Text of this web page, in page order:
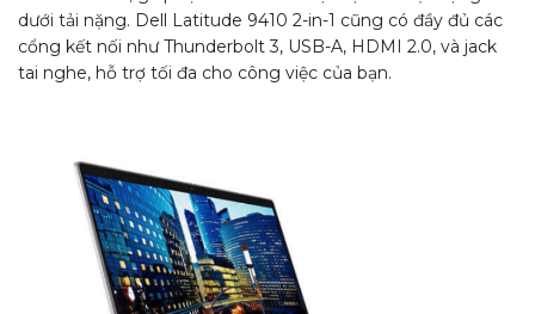
dưới tải nặng. Dell Latitude 9410 2-in-1 cũng có đầy đủ các
cổng kết nối như Thunderbolt 3, USB-A, HDMI 2.0, và jack
tai nghe, hỗ trợ tối đa cho công việc của bạn.